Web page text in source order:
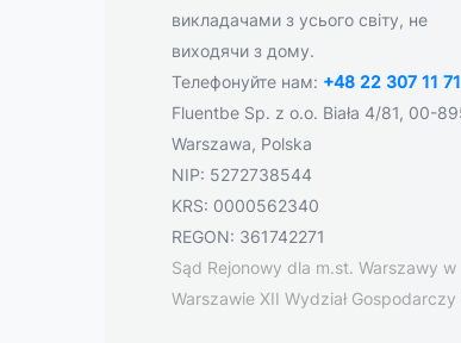
викладачами з усього світу, не
виходячи з дому.
Телефонуйте нам: +48 22 307 11 71
Fluentbe Sp. z o.o. Biała 4/81, 00-
Warszawa, Polska
NIP: 5272738544
KRS: 0000562340
REGON: 361742271
Sąd Rejonowy dla m.st. Warszawy w
Warszawie XII Wydział Gospodarczy